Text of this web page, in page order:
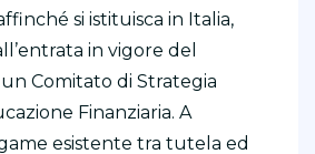
si istituisca in Italia,
in vigore del
Comitato di Strategia
Finanziaria. A
esistente tra tutela ed